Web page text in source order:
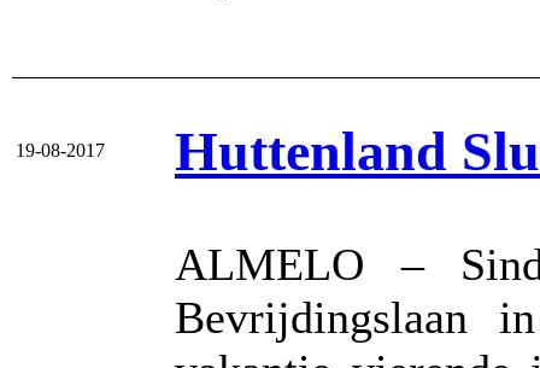
19-08-2017 Huttenland
ALMELO –
Bevrijdingslaan